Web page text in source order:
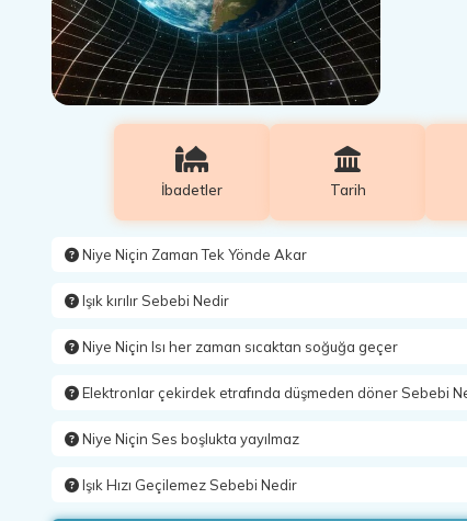
İbadetler Tarih
Niye Niçin Zaman Tek Yönde Akar
Işık kırılır Sebebi Nedir
Niye Niçin Isı her zaman sıcaktan soğuğa geçer
Elektronlar çekirdek etrafında düşmeden döner Sebebi
Niye Niçin Ses boşlukta yayılmaz
Işık Hızı Geçilemez Sebebi Nedir